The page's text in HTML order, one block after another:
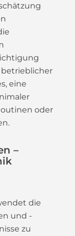
eine
oder
–
die
und -
zu